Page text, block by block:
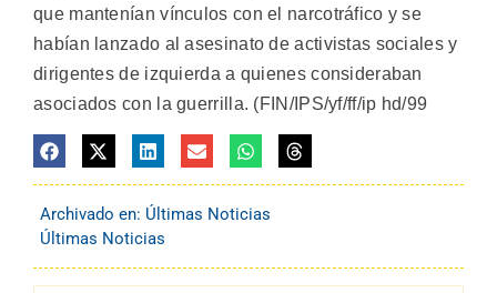
que mantenían vínculos con el narcotráfico y se
habían lanzado al asesinato de activistas sociales y
dirigentes de izquierda a quienes consideraban
asociados con la guerrilla. (FIN/IPS/yf/ff/ip hd/99
Archivado en: Últimas Noticias
Últimas Noticias